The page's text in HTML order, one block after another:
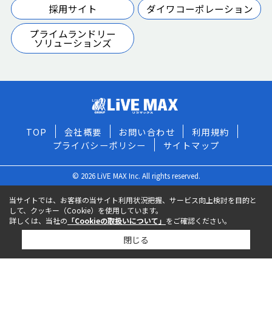
採用サイト
ダイワコーポレーション
プライムランドリー
ソリューションズ
TOP 会社概要 お問い合わせ
利用規約
プライバシーポリシー
サイトマップ
© 2026 LiVE MAX Inc. All rights reserved.
当サイトでは、お客様の当サイト利用状況把握、サービス向上検討を目的と
して、クッキー（Cookie）を使用しています。
詳しくは、当社の 「Cookieの取扱いについて」 をご確認ください。
閉じる